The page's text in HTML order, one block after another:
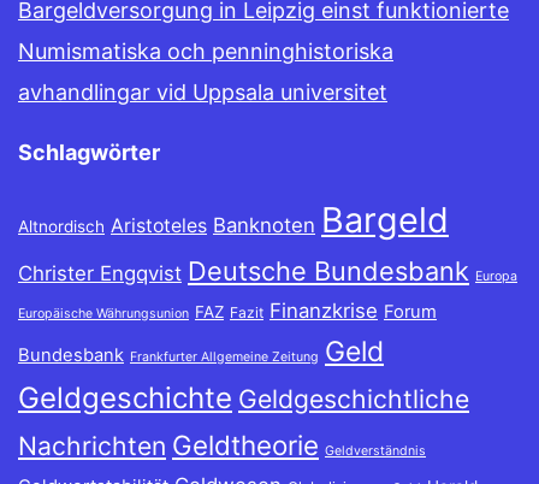
Bargeldversorgung in Leipzig einst funktionierte
Numismatiska och penninghistoriska
avhandlingar vid Uppsala universitet
Schlagwörter
Altnordisch Aristoteles Banknoten Bargeld
Christer Engqvist Deutsche Bundesbank Europa
Europäische Währungsunion FAZ Fazit Finanzkrise Forum
Bundesbank Frankfurter Allgemeine Zeitung Geld
Geldgeschichte Geldgeschichtliche
Nachrichten Geldtheorie Geldverständnis